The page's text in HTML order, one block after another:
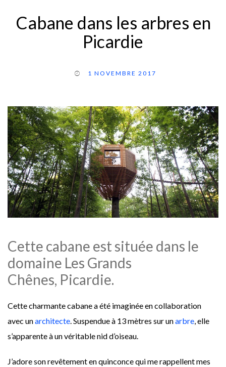
Cabane dans les arbres en
Picardie
1 NOVEMBRE 2017
Cette cabane est située dans le
domaine Les Grands
Chênes, Picardie.
Cette charmante cabane a été imaginée en collaboration
avec unarchitecte. Suspendue à 13 mètres sur unarbre, elle
s’apparente à un véritable nid d’oiseau.
J’adore son revêtement en quinconce qui me rappellent mes